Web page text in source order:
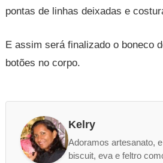
pontas de linhas deixadas e
E assim será finalizado o boneco
botões no corpo.
Kelry
Adoramos artesanato,
biscuit, eva e feltro